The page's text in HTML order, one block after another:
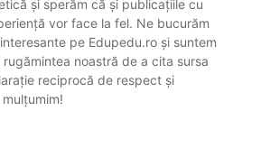
și sperăm că și publicațiile cu
vor face la fel. Ne bucurăm
pe Edupedu.ro și suntem
noastră de a cita sursa
reciprocă de respect și